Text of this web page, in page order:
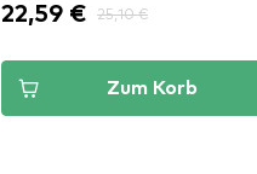
22,59 € 25,10 €
Zum Korb